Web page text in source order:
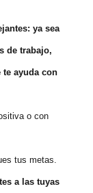
ya sea
de trabajo,
ayuda con
o con
tus metas.
a las tuyas